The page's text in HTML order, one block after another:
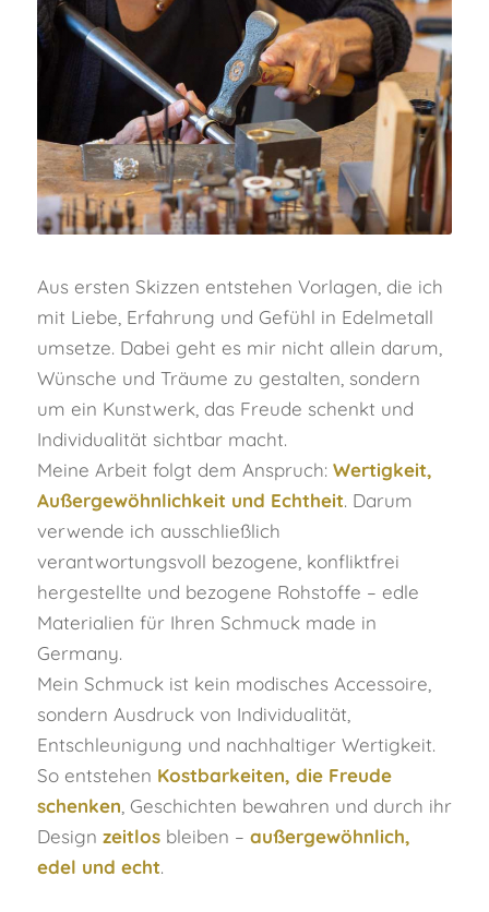
Aus ersten Skizzen entstehen Vorlagen, die ich
mit Liebe, Erfahrung und Gefühl in Edelmetall
umsetze. Dabei geht es mir nicht allein darum,
Wünsche und Träume zu gestalten, sondern
um ein Kunstwerk, das Freude schenkt und
Individualität sichtbar macht.
Meine Arbeit folgt dem Anspruch: Wertigkeit,
Außergewöhnlichkeit und Echtheit. Darum
verwende ich ausschließlich
verantwortungsvoll bezogene, konfliktfrei
hergestellte und bezogene Rohstoffe – edle
Materialien für Ihren Schmuck made in
Germany.
Mein Schmuck ist kein modisches Accessoire,
sondern Ausdruck von Individualität,
Entschleunigung und nachhaltiger Wertigkeit.
So entstehen Kostbarkeiten, die Freude
schenken , Geschichten bewahren und durch ihr
Design zeitlosbleiben – außergewöhnlich,
edel und echt.